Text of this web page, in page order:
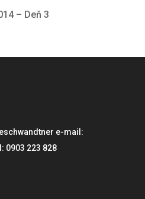
– Deň 3
e-mail:
0903 223 828